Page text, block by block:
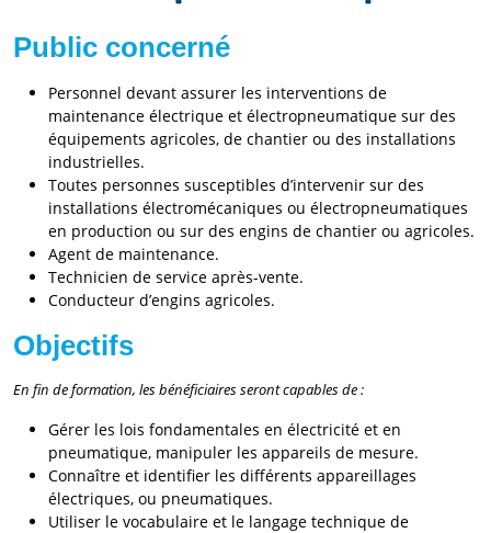
Public concerné
Personnel devant assurer les interventions de
maintenance électrique et électropneumatique sur des
équipements agricoles, de chantier ou des installations
industrielles.
Toutes personnes susceptibles d’intervenir sur des
installations électromécaniques ou électropneumatiques
en production ou sur des engins de chantier ou agricoles.
Agent de maintenance.
Technicien de service après-vente.
Conducteur d’engins agricoles.
Objectifs
En fin de formation, les bénéficiaires seront capables de :
Gérer les lois fondamentales en électricité et en
pneumatique, manipuler les appareils de mesure.
Connaître et identifier les différents appareillages
électriques, ou pneumatiques.
Utiliser le vocabulaire et le langage technique de